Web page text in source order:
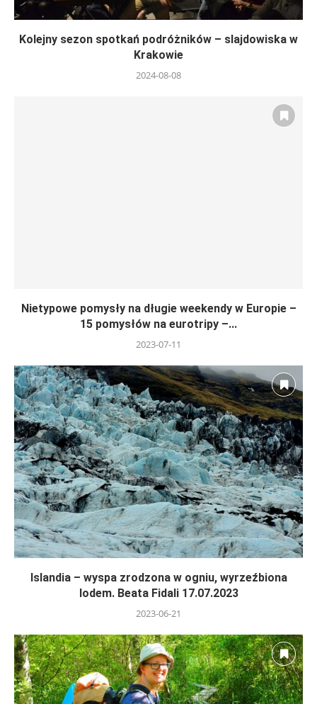
Kolejny sezon spotkań podróżników – slajdowiska w
Krakowie
2024-08-08
Nietypowe pomysły na długie weekendy w Europie –
15 pomysłów na eurotripy –...
2023-07-11
Islandia – wyspa zrodzona w ogniu, wyrzeźbiona
lodem. Beata Fidali 17.07.2023
2023-06-21